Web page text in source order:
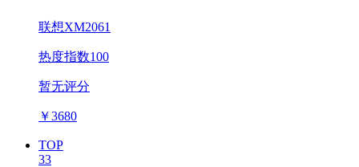
联想XM2061
热度指数100
暂无评分
￥3680
TOP
33